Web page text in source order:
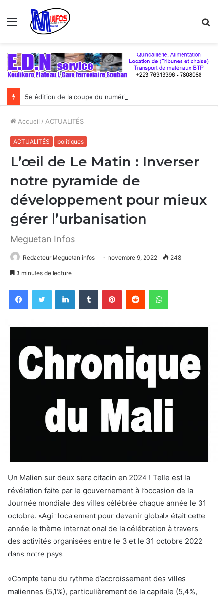
Menu
Accueil / ACTUALITÉS
ACTUALITÉS politiques
L’œil de Le Matin : Inverser
notre pyramide de
développement pour mieux
gérer l’urbanisation
Meguetan Infos
Redacteur Meguetan infos novembre 9, 2022 248
3 minutes de lecture
Un Malien sur deux sera citadin en 2024 ! Telle est la
révélation faite par le gouvernement à l’occasion de la
Journée mondiale des villes célébrée chaque année le 31
octobre. «Agir localement pour devenir global» était cette
année le thème international de la célébration à travers
des activités organisées entre le 3 et le 31 octobre 2022
dans notre pays.
«Compte tenu du rythme d’accroissement des villes
maliennes (5,1%), particulièrement de la capitale (5,4%,